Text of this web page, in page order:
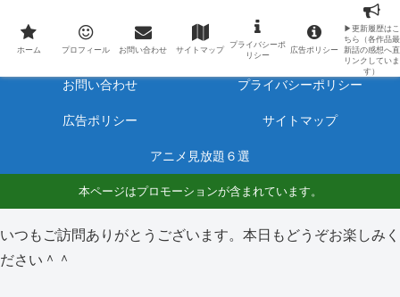
最新アニメのあらすじと感想をネタバレ有りで毎日更新しています。
ホーム プロフィール
お問い合わせ プライバシーポリシー
広告ポリシー サイトマップ
アニメ見放題６選
本ページはプロモーションが含まれています。
いつもご訪問ありがとうございます。本日もどうぞお楽しみく
ださい＾＾
ホーム プロフィール お問い合わせ サイトマップ
プライバシーポ
リシー
広告ポリシー
▶更新履歴はこ
ちら（各作品最
新話の感想へ直
リンクしていま
す）